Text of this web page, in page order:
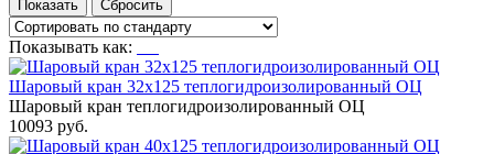
Показывать как:
Шаровый кран 32x125 теплогидроизолированный ОЦ
Шаровый кран теплогидроизолированный ОЦ
10093 руб.